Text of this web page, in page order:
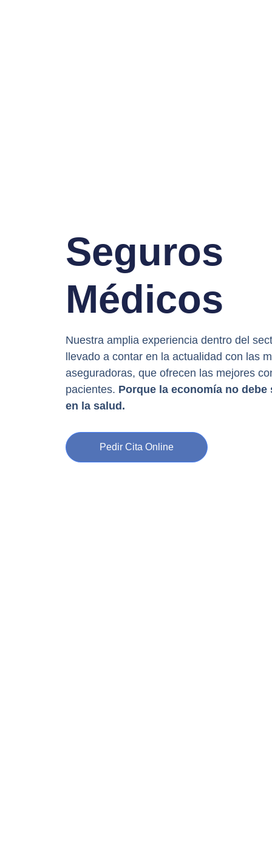
Seguros
Médicos
Nuestra amplia experiencia dentro del
llevado a contar en la actualidad con las
aseguradoras, que ofrecen las mejores
pacientes. Porque la economía no
en la salud.
Pedir Cita Online